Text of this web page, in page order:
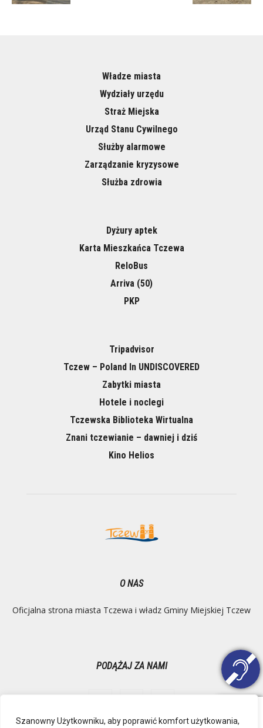
Szanowny Użytkowniku, aby poprawić komfort użytkowania,
Władze miasta
Wydziały urzędu
Straż Miejska
Urząd Stanu Cywilnego
Służby alarmowe
Zarządzanie kryzysowe
Służba zdrowia
Dyżury aptek
Karta Mieszkańca Tczewa
ReloBus
Arriva (50)
PKP
Tripadvisor
Tczew – Poland In UNDISCOVERED
Zabytki miasta
Hotele i noclegi
Tczewska Biblioteka Wirtualna
Znani tczewianie – dawniej i dziś
Kino Helios
O NAS
Oficjalna strona miasta Tczewa i władz Gminy Miejskiej Tczew
PODĄŻAJ ZA NAMI